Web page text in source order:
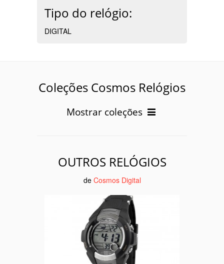
Tipo do relógio:
DIGITAL
Coleções Cosmos Relógios
Mostrar coleções
OUTROS RELÓGIOS
de Cosmos Digital